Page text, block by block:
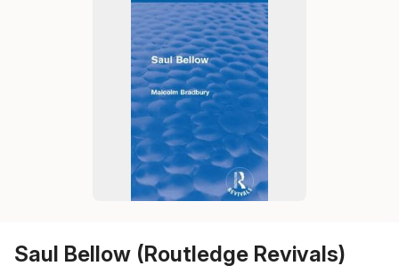
Saul Bellow (Routledge Revivals)